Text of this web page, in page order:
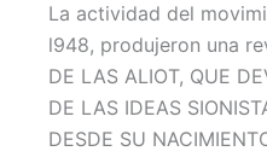
La actividad del
l948, produjeron una
DE LAS ALIOT, QUE
DE LAS IDEAS
DESDE SU